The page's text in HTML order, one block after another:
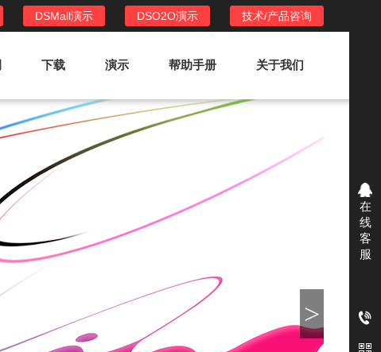
技术/产品咨询
DSO2O演示
DSMall演示
DSO2O外卖/家政系统
DSO2O功能列表
提供新零售线上化经营管理工具，基于
LBS定位，只为让更多客户、多次到店
DSO2O授权
获得唯一授权码,避免法律纠纷，永无后
顾之忧
下载 演示 帮助手册 关于我们
>
在
线
客
服